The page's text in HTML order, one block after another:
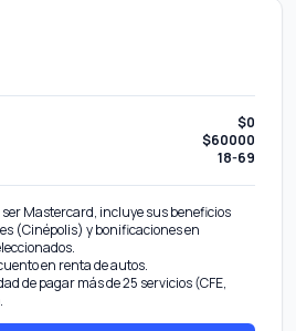
$0
$60000
18-69
Mastercard, incluye sus beneficios
(Cinépolis) y bonificaciones en
en renta de autos.
de pagar más de 25 servicios (CFE,